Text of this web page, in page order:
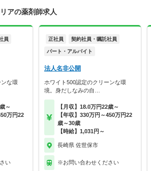
アの薬剤師求人
員
な環
～
万円22
い
正社員 契約社員・嘱託社員
パート・アルバイト
法人名非公開
ホワイト500認定のクリーンな環
境。身だしなみの自…
【月収】18.0万円22歳～
【年収】330万円～450万円22
歳～30歳
【時給】1,031円～
長崎県 佐世保市
※お問い合わせください